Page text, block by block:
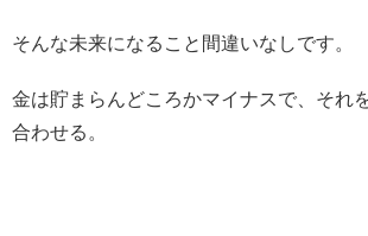
そんな未来になること間違いなしです。
金は貯まらんどころかマイナスで、それ
合わせる。